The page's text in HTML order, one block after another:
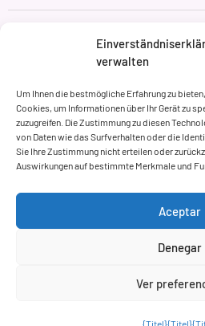
verwalten
Um Ihnen die bestmögliche Erfahrung zu
Cookies, um Informationen über Ihr Gerät zu
zuzugreifen. Die Zustimmung zu diesen
von Daten wie das Surfverhalten oder die
Sie Ihre Zustimmung nicht erteilen oder
Auswirkungen auf bestimmte Merkmale und
Aceptar
Denegar
Ver
{Titel}{Titel}
Datenschutzbestimmungen
Cookie-